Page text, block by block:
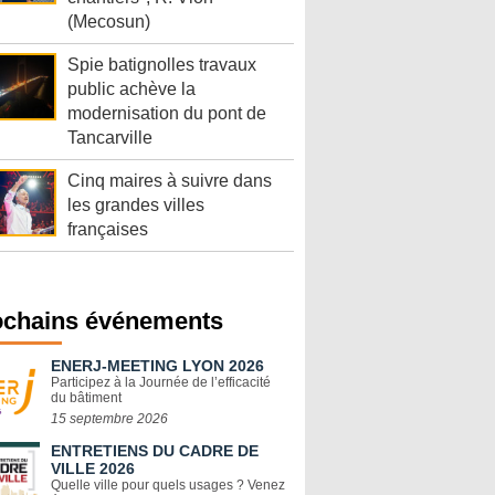
(Mecosun)
Spie batignolles travaux
public achève la
modernisation du pont de
Tancarville
Cinq maires à suivre dans
les grandes villes
françaises
événements
ENERJ-MEETING LYON 2026
Participez à la Journée de l’efficacité
du bâtiment
15 septembre 2026
ENTRETIENS DU CADRE DE
VILLE 2026
Quelle ville pour quels usages ? Venez